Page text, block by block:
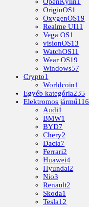
OpenKylin1
OriginOS1
OxygenOS19
Realme UI11
Vega OS1
visionOS13
WatchOS11
Wear OS19
Windows57
Crypto1
Worldcoin1
Egyéb kategória235
Elektromos jármű116
Audi1
BMW1
BYD7
Chery2
Dacia7
Ferrari2
Huawei4
Hyundai2
Nio3
Renault2
Skoda1
Tesla12